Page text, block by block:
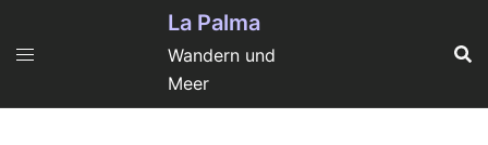
La Palma
Wandern und
Meer